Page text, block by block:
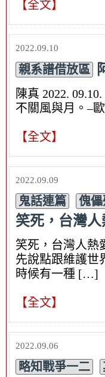
【全文】
2022.09.10
親系譜借放區
陳真 2022.
不關風與月。–
【全文】
2022.09.09
鬼話連篇 傀
笑死，台灣
笑死，台灣人熱
先說點跟維護世
時候有一種 […]
【全文】
2022.09.06
略知戰爭一二